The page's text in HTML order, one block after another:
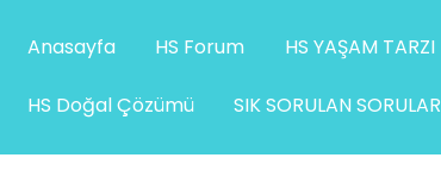
Anasayfa HS Forum HS YAŞAM TARZI
HS Doğal Çözümü SIK SORULAN SORULAR